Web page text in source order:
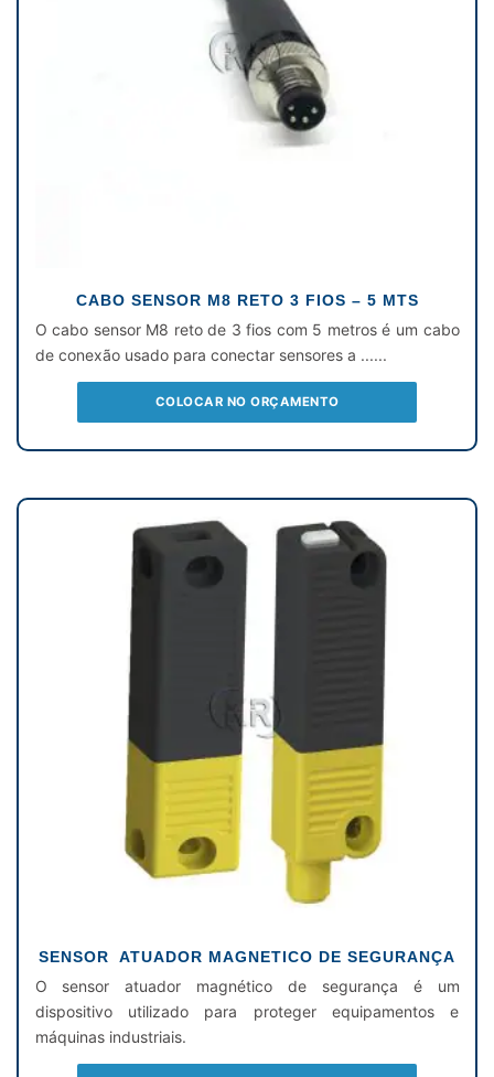
CABO SENSOR M8 RETO 3 FIOS – 5 MTS
O cabo sensor M8 reto de 3 fios com 5 metros é um cabo
de conexão usado para conectar sensores a ......
COLOCAR NO ORÇAMENTO
SENSOR ATUADOR MAGNETICO DE SEGURANÇA
O sensor atuador magnético de segurança é um
dispositivo utilizado para proteger equipamentos e
máquinas industriais.